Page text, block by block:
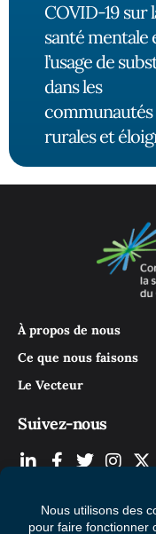
COVID-19 sur
santé mentale
l’usage de
dans les
communautés
rurales et
À propos de nous
Ce que nous faisons
Le Vecteur
Suivez-nous